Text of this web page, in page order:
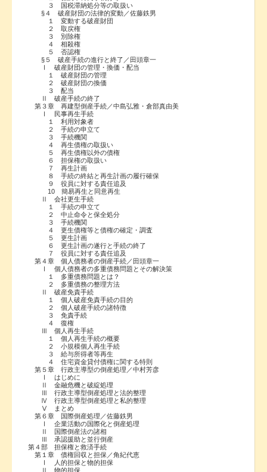
３ 国税滞納処分等の取扱い
§４ 破産財団の法律的変動／佐藤鉄男
１ 変動する破産財団
２ 取戻権
３ 別除権
４ 相殺権
５ 否認権
§５ 破産手続の進行と終了／田頭章一
Ⅰ 破産財団の管理・換価・配当
１ 破産財団の管理
２ 破産財団の換価
３ 配当
Ⅱ 破産手続の終了
第３章 再建型倒産手続／中島弘雅・倉部真由美
Ⅰ 民事再生手続
１ 利用対象者
２ 手続の申立て
３ 手続機関
４ 再生債権の取扱い
５ 再生債権以外の債権
６ 担保権の取扱い
７ 再生計画
８ 手続の終結と再生計画の履行確保
９ 役員に対する責任追及
10 簡易再生と同意再生
Ⅱ 会社更生手続
１ 手続の申立て
２ 中止命令と保全処分
３ 手続機関
４ 更生債権等と債権の確定・調査
５ 更生計画
６ 更生計画の遂行と手続の終了
７ 役員に対する責任追及
第４章 個人債務者の倒産手続／田頭章一
Ⅰ 個人債務者の多重債務問題とその解決策
１ 多重債務問題とは？
２ 多重債務の整理方法
Ⅱ 破産免責手続
１ 個人破産免責手続の目的
２ 個人破産手続の諸特徴
３ 免責手続
４ 復権
Ⅲ 個人再生手続
１ 個人再生手続の概要
２ 小規模個人再生手続
３ 給与所得者等再生
４ 住宅資金貸付債権に関する特則
第５章 行政主導型の倒産処理／中村芳彦
Ⅰ はじめに
Ⅱ 金融危機と破綻処理
Ⅲ 行政主導型倒産処理と法的整理
Ⅳ 行政主導型倒産処理と私的整理
Ⅴ まとめ
第６章 国際倒産処理／佐藤鉄男
Ⅰ 企業活動の国際化と倒産処理
Ⅱ 国際倒産法の諸相
Ⅲ 承認援助と並行倒産
第４部 担保権と救済手続
第１章 債権回収と担保／角紀代恵
Ⅰ 人的担保と物的担保
Ⅱ 物的担保